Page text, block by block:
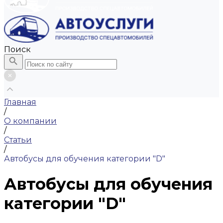
Поиск
Главная
/
О компании
/
Статьи
/
Автобусы для обучения категории "D"
Автобусы для обучения
категории "D"